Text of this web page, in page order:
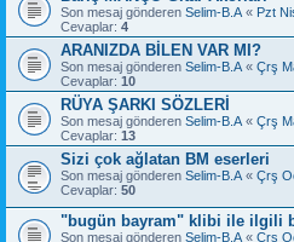
Son mesaj gönderen Selim-B.A « Pzt
Cevaplar: 4
ARANIZDA BİLEN VAR MI?
Son mesaj gönderen Selim-B.A « Çrş
Cevaplar: 10
RÜYA ŞARKI SÖZLERİ
Son mesaj gönderen Selim-B.A « Çrş
Cevaplar: 13
Sizi çok ağlatan BM eserleri
Son mesaj gönderen Selim-B.A « Çrş
Cevaplar: 50
"bugün bayram" klibi ile ilgili
Son mesaj gönderen Selim-B.A « Çrş